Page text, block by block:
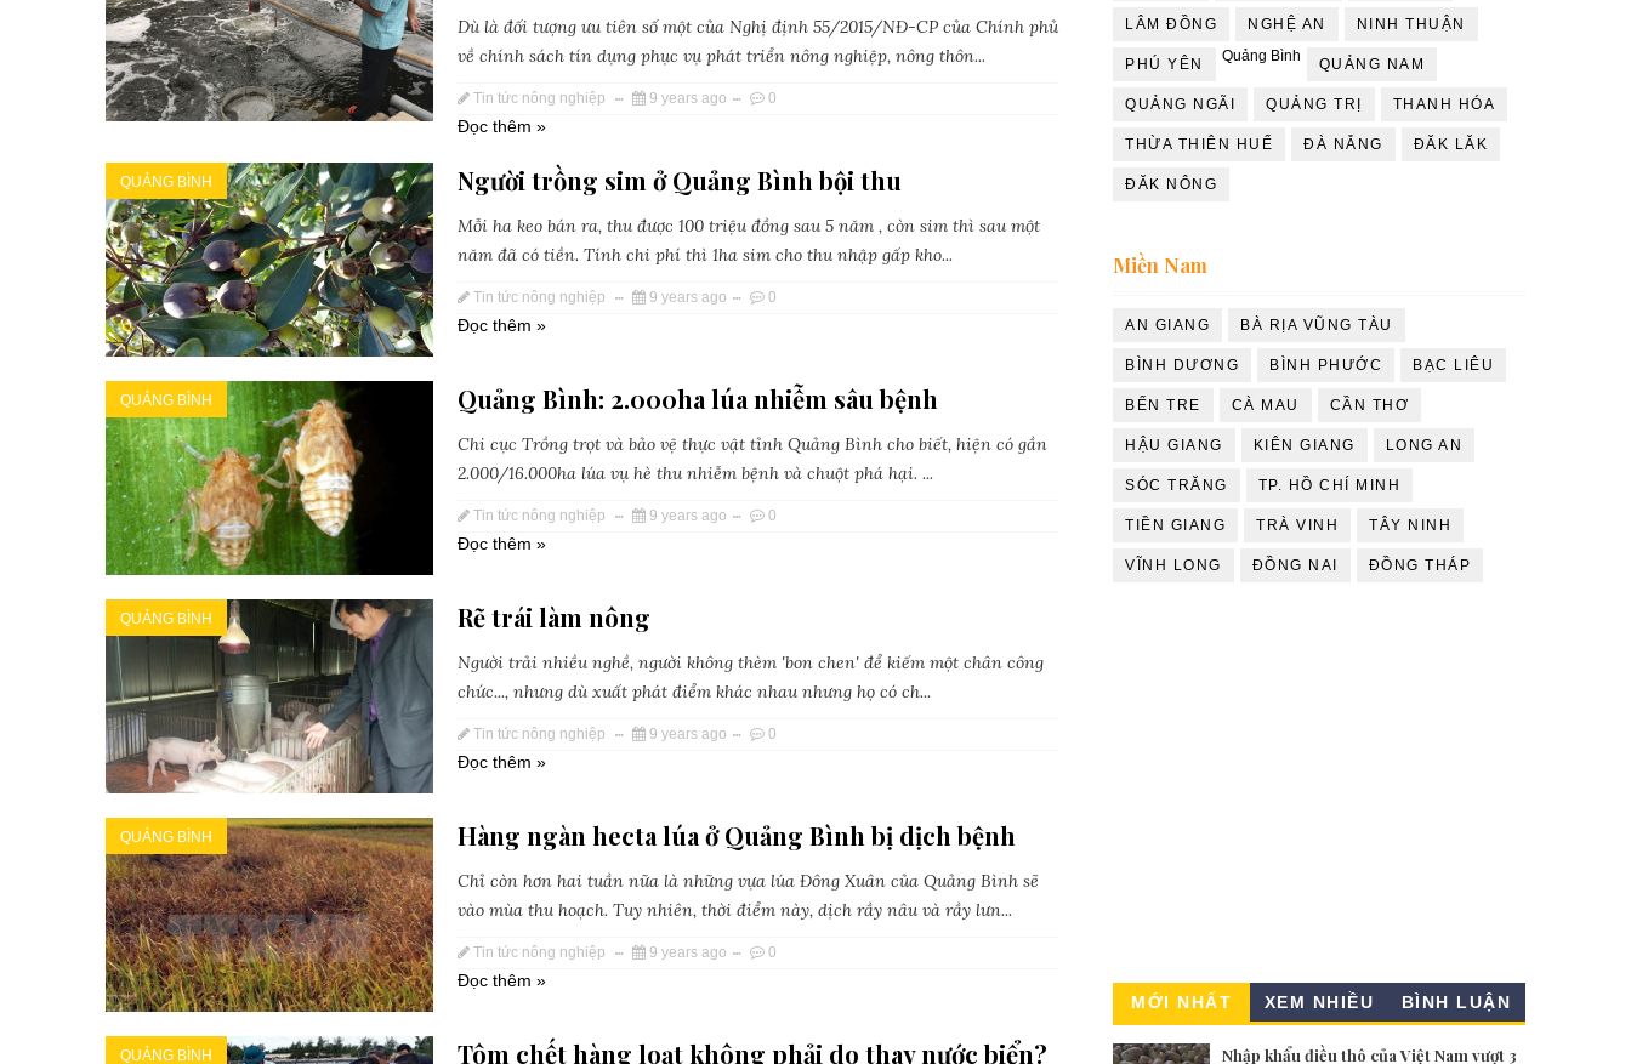
Dù là đối tượng ưu tiên số một của Nghị định 55/2015/NĐ-CP của Chính phủ
về chính sách tín dụng phục vụ phát triển nông nghiệp, nông thôn...
Tin tức nông nghiệp 9 years ago 0
Đọc thêm »
QUẢNG BÌNH Người trồng sim ở Quảng Bình bội thu
Mỗi ha keo bán ra, thu được 100 triệu đồng sau 5 năm , còn sim thì sau một
năm đã có tiền. Tính chi phí thì 1ha sim cho thu nhập gấp kho...
Tin tức nông nghiệp 9 years ago 0
Đọc thêm »
QUẢNG BÌNH Quảng Bình: 2.000ha lúa nhiễm sâu bệnh
Chi cục Trồng trọt và bảo vệ thực vật tỉnh Quảng Bình cho biết, hiện có gần
2.000/16.000ha lúa vụ hè thu nhiễm bệnh và chuột phá hại. ...
Tin tức nông nghiệp 9 years ago 0
Đọc thêm »
QUẢNG BÌNH Rẽ trái làm nông
Người trải nhiều nghề, người không thèm 'bon chen' để kiếm một chân công
chức..., nhưng dù xuất phát điểm khác nhau nhưng họ có ch...
Tin tức nông nghiệp 9 years ago 0
Đọc thêm »
QUẢNG BÌNH Hàng ngàn hecta lúa ở Quảng Bình bị dịch bệnh
Chỉ còn hơn hai tuần nữa là những vựa lúa Đông Xuân của Quảng Bình sẽ
vào mùa thu hoạch. Tuy nhiên, thời điểm này, dịch rầy nâu và rầy lưn...
Tin tức nông nghiệp 9 years ago 0
Đọc thêm »
QUẢNG BÌNH Tôm chết hàng loạt không phải do thay nước biển?
LÂM ĐỒNG NGHỆ AN NINH THUẬN
PHÚ YÊN Quảng Bình QUẢNG NAM
QUẢNG NGÃI QUẢNG TRỊ THANH HÓA
THỪA THIÊN HUẾ ĐÀ NẴNG ĐĂK LĂK
ĐĂK NÔNG
Miền Nam
AN GIANG BÀ RỊA VŨNG TÀU
BÌNH DƯƠNG BÌNH PHƯỚC BẠC LIÊU
BẾN TRE CÀ MAU CẦN THƠ
HẬU GIANG KIÊN GIANG LONG AN
SÓC TRĂNG TP. HỒ CHÍ MINH
TIỀN GIANG TRÀ VINH TÂY NINH
VĨNH LONG ĐỒNG NAI ĐỒNG THÁP
MỚI NHẤT XEM NHIỀU BÌNH LUẬN
Nhập khẩu điều thô của Việt Nam vượt 3